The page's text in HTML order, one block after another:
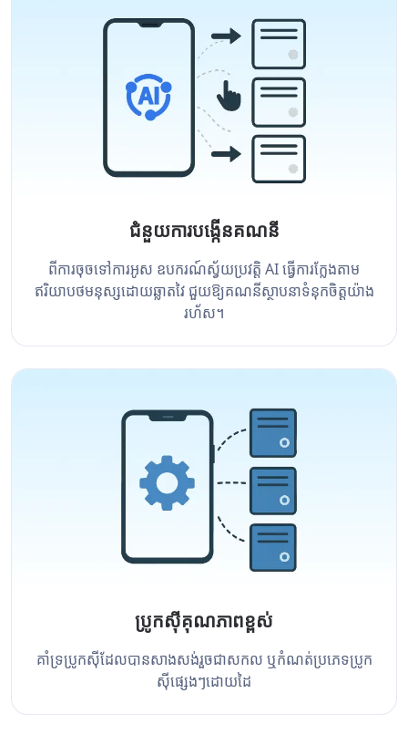
ជំនួយការបង្កើនគណនី
ពីការចុចទៅការអូស ឧបករណ៍ស្វ័យប្រវត្តិ AI ធ្វើការក្លែងតាម
ឥរិយាបថមនុស្សដោយឆ្លាតវៃ ជួយឱ្យគណនីស្ថាបនាទំនុកចិត្តយ៉ាង
រហ័ស។
ប្រូកស៊ីគុណភាពខ្ពស់
គាំទ្រប្រូកស៊ីដែលបានសាងសង់រួចជាសកល ឬកំណត់ប្រភេទប្រូក
ស៊ីផ្សេងៗដោយដៃ